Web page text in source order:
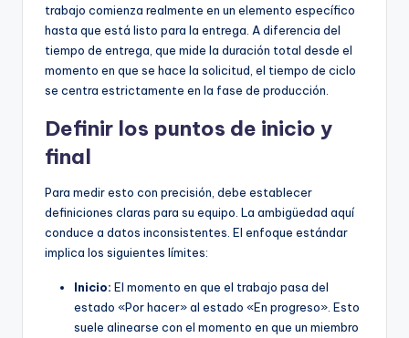
trabajo comienza realmente en un elemento específico
hasta que está listo para la entrega. A diferencia del
tiempo de entrega, que mide la duración total desde el
momento en que se hace la solicitud, el tiempo de ciclo
se centra estrictamente en la fase de producción.
Definir los puntos de inicio y
final
Para medir esto con precisión, debe establecer
definiciones claras para su equipo. La ambigüedad aquí
conduce a datos inconsistentes. El enfoque estándar
implica los siguientes límites:
Inicio: El momento en que el trabajo pasa del
estado «Por hacer» al estado «En progreso». Esto
suele alinearse con el momento en que un miembro